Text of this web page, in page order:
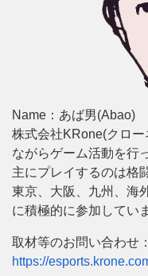
Name：あば男(Abao)
株式会社KRone(クロ
ながらゲーム活動を行
主にプレイするのは格
東京、大阪、九州、海
に積極的に参加してい
取材等のお問い合わせ：
https://